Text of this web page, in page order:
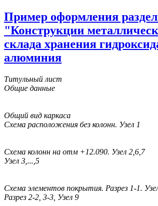
Пример оформления
"Конструкции
склада хранения
алюминия
Титульный лист
Общие данные
Общий вид каркаса
Схема расположения без колонн. Узел 1
Схема колонн на отм +12.090. Узел 2,6,7
Узел 3,...,5
Схема элементов покрытия. Разрез 1-1.
Разрез 2-2, 3-3, Узел 9